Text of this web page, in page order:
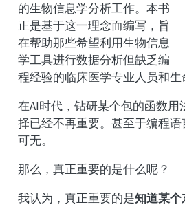
的生物信息学分析工作。本书
正是基于这一理念而编写，旨
在帮助那些希望利用生物信息
学工具进行数据分析但缺乏编
程经验的临床医学专业人员和生
在AI时代，钻研某个包的函数用
择已经不再重要。甚至于编程
可无。
那么，真正重要的是什么呢？
我认为，真正重要的是知道某个